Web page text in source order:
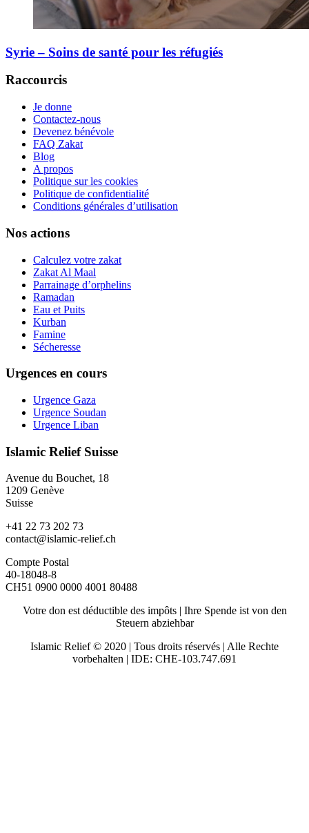
Syrie – Soins de santé pour les réfugiés
Raccourcis
Je donne
Contactez-nous
Devenez bénévole
FAQ Zakat
Blog
A propos
Politique sur les cookies
Politique de confidentialité
Conditions générales d’utilisation
Nos actions
Calculez votre zakat
Zakat Al Maal
Parrainage d’orphelins
Ramadan
Eau et Puits
Kurban
Famine
Sécheresse
Urgences en cours
Urgence Gaza
Urgence Soudan
Urgence Liban
Islamic Relief Suisse
Avenue du Bouchet, 18
1209 Genève
Suisse
+41 22 73 202 73
contact@islamic-relief.ch
Compte Postal
40-18048-8
CH51 0900 0000 4001 80488
Votre don est déductible des impôts | Ihre Spende ist von den
Steuern abziehbar
Islamic Relief © 2020 | Tous droits réservés | Alle Rechte
vorbehalten | IDE: CHE-103.747.691